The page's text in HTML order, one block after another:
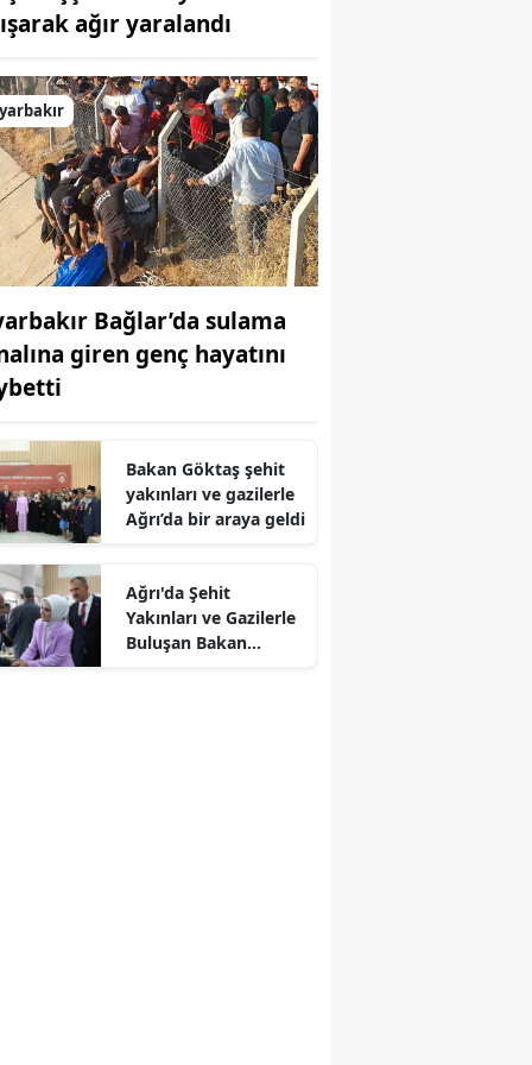
Bilecik
Bingöl
Bitlis
Bolu
Burdur
Bursa
Çanakkale
Çankırı
Denizli
Diyarbakır
Elazığ
Erzincan
ağır yaralandı
Bağlar’da sulama
giren genç hayatını
Bakan Göktaş şehit
yakınları ve gazilerle
Ağrı’da bir araya geldi
Ağrı'da Şehit
Yakınları ve Gazilerle
Buluşan Bakan